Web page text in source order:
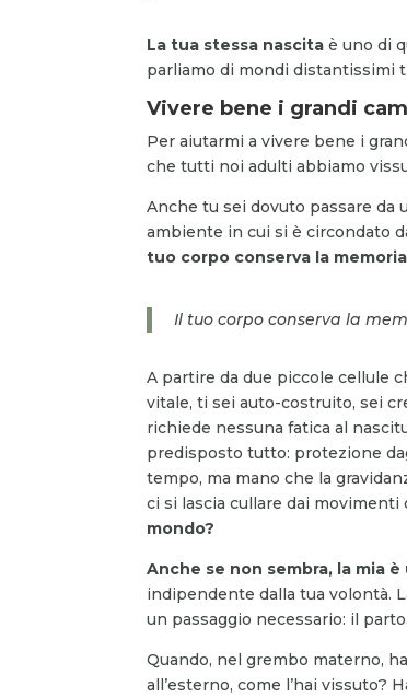
La tua stessa nascita è uno di
parliamo di mondi distantissimi
Vivere bene i grandi
Per aiutarmi a vivere bene i
che tutti noi adulti abbiamo
Anche tu sei dovuto passare da
ambiente in cui si è circondato
tuo corpo conserva la
Il tuo corpo conserva la
A partire da due piccole cellule
vitale, ti sei auto-costruito, sei
richiede nessuna fatica al
predisposto tutto: protezione
tempo, ma mano che la
ci si lascia cullare dai movimenti
mondo?
Anche se non sembra, la mia
indipendente dalla tua volontà.
un passaggio necessario: il parto.
Quando, nel grembo materno,
all’esterno, come l’hai